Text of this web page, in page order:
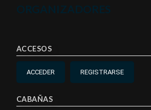
ORGANIZADORES
ACCESOS
ACCEDER REGISTRARSE
CABAÑAS